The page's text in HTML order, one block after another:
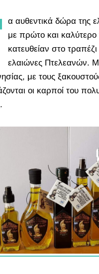
α αυθεντικά δώρα της
με πρώτο και
κατευθείαν στο
ελαιώνες Πτελεανών.
με τους
οι καρποί του